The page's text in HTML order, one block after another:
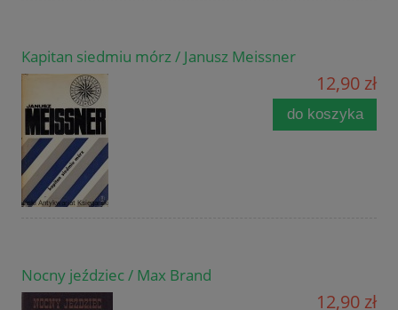
Kapitan siedmiu mórz / Janusz Meissner
12,90 zł
do koszyka
Nocny jeździec / Max Brand
12,90 zł